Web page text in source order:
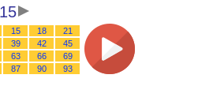
15 18
21
39 42
45
63 66
69
87 90 93